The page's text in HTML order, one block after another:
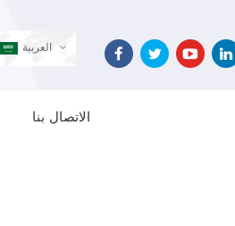
العربية
الاتصال بنا